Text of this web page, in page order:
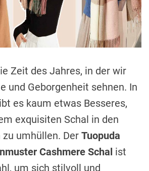
d
t
i
m
e
Zeit des Jahres, in der wir
und Geborgenheit sehnen. In
es kaum etwas Besseres,
exquisiten Schal in den
umhüllen. Der Tuopuda
Cashmere Schal ist
um sich stilvoll und